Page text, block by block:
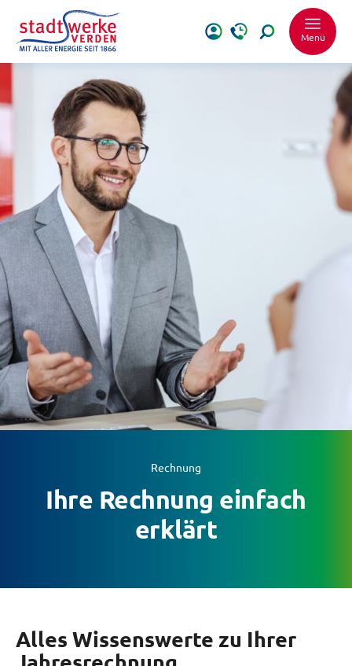
Menü
Rechnung
Ihre Rechnung einfach
erklärt
Alles Wissenswerte zu Ihrer
Schrift
Schrift
Wortabstand
Zeilenabstand
Zeilenabstand
Graustufen
Großer
Links